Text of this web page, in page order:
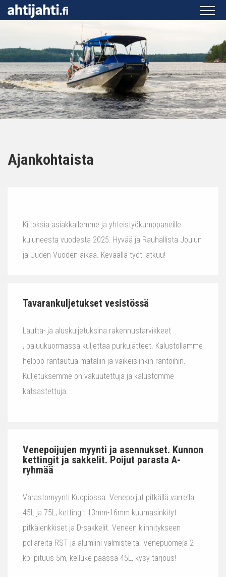
Ajankohtaista
Kiitoksia asiakkailemme ja yhteistyökumppaneille
kuluneesta vuodesta 2025. Hyvää ja Rauhallista Joulun
ja Uuden Vuoden aikaa. Keväällä työt jatkuu!
Tavarankuljetukset vesistössä
Lautta- ja aluskuljetuksina rakennustarvikkeet
, paluukuormassa kuljettaa purkujätteet. Kalustollamme
helppo rantautua mataliin ja vaikeisiinkin rantoihin.
Kuljetuksemme on vakuutettuja ja kalustomme
katsastettuja.
Venepoijujen myynti ja asennukset. Kunnon
kettingit ja sakkelit. Poijut parasta A-
ryhmää
Varastomyynti Kuopiossa. Venepoijut pitkällä varrella
45L ja 75L, kettingit 13mm-16mm kuumasinkityt
pitkälenkkiset ja D-sakkelit. Veneen kiinnitykseen
pollareita RST ja alumiini valmisteita. Venepuomeja 2
kpl pituus 5m, kelluke päässä 45L, kysy tarjous!